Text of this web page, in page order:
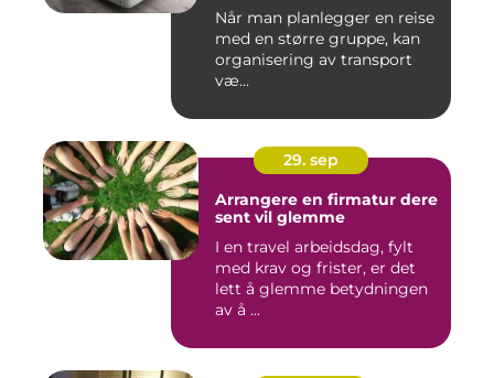
Når man planlegger en reise
med en større gruppe, kan
organisering av transport
væ...
29. sep
Arrangere en firmatur dere
sent vil glemme
I en travel arbeidsdag, fylt
med krav og frister, er det
lett å glemme betydningen
av å ...